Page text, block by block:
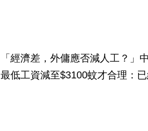
「經濟差，外傭應否減人工？」
最低工資減至$3100蚊才合理：